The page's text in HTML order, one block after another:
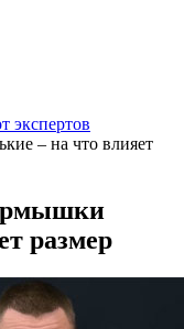
экспертов
– на что влияет
размер